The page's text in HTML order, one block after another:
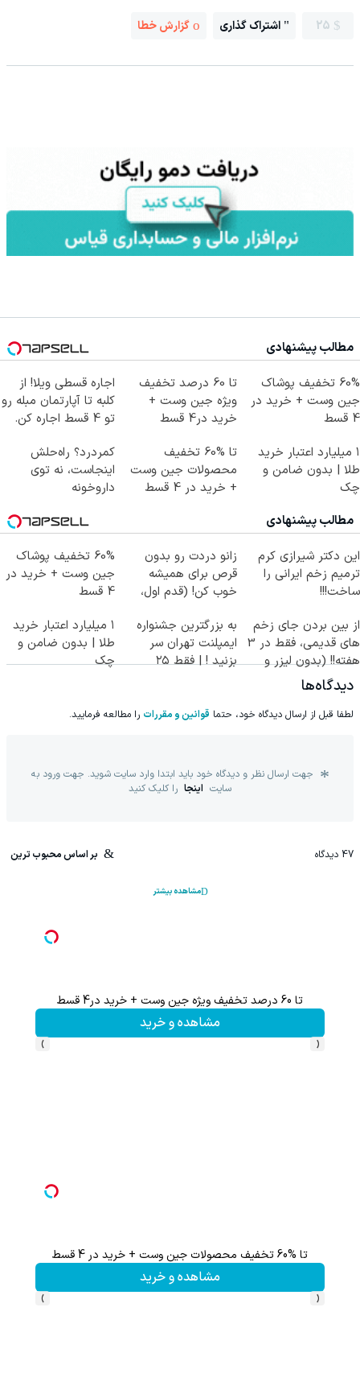
25 اشتراک گذاری گزارش خطا
مطالب پیشنهادی
60% تخفیف پوشاک
جین وست + خرید در
4 قسط
تا 60 درصد تخفیف
ویژه جین وست +
خرید در4 قسط
اجاره‌ قسطی ویلا! از
کلبه تا آپارتمان مبله رو
تو 4 قسط اجاره کن.
۱ میلیارد اعتبار خرید
طلا | بدون ضامن و
چک
تا %60 تخفیف
محصولات جین وست
+ خرید در 4 قسط
کمردرد؟ راه‌حلش
اینجاست، نه توی
داروخونه
مطالب پیشنهادی
این دکتر شیرازی کرم
ترمیم زخم ایرانی را
ساخت!!!
زانو دردت رو بدون
قرص برای همیشه
خوب کن! (قدم اول،
60% تخفیف پوشاک
جین وست + خرید در
4 قسط
از بین بردن جای زخم
های قدیمی، فقط در 3
هفته!! (بدون لیزر و
جراحی)
به بزرگترین جشنواره
ایمپلنت تهران سر
بزنید ! | فقط ۲۵
۱ میلیارد اعتبار خرید
طلا | بدون ضامن و
چک
دیدگاه‌ها
لطفا قبل از ارسال دیدگاه خود، حتما قوانین و مقررات را مطالعه فرمایید.
جهت ارسال نظر و دیدگاه خود باید ابتدا وارد سایت شوید. جهت ورود به
سایت اینجا را کلیک کنید
47 دیدگاه بر اساس محبوب ترین
مشاهده بیشتر
تا 60 درصد تخفیف ویژه جین وست + خرید در4 قسط
مشاهده و خرید
‹
›
تا %60 تخفیف محصولات جین وست + خرید در 4 قسط
مشاهده و خرید
‹
›